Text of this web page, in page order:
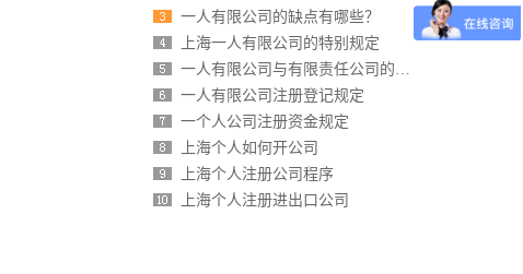
一人有限公司的缺点有哪些？
上海一人有限公司的特别规定
一人有限公司与有限责任公司的区别分析
一人有限公司注册登记规定
一个人公司注册资金规定
上海个人如何开公司
上海个人注册公司程序
上海个人注册进出口公司